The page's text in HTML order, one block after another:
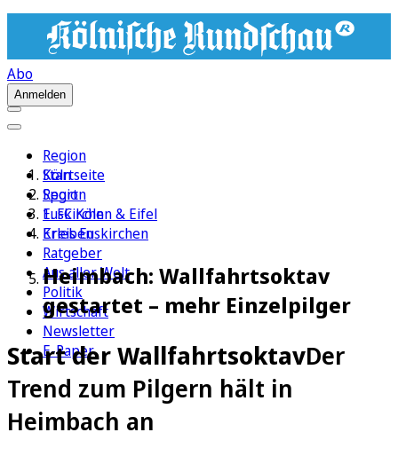
Abo
Anmelden
Region
Köln
Sport
1. FC Köln
Erleben
Ratgeber
Aus aller Welt
Politik
Wirtschaft
Newsletter
E-Paper
Startseite
Region
Euskirchen & Eifel
Kreis Euskirchen
Heimbach: Wallfahrtsoktav
gestartet – mehr Einzelpilger
Start der WallfahrtsoktavDer
Trend zum Pilgern hält in
Heimbach an